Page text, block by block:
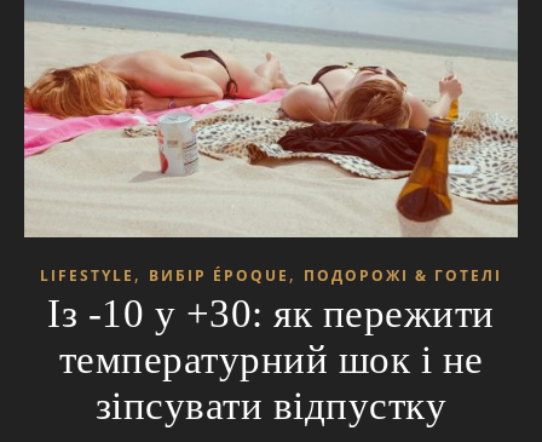
LIFESTYLE , ВИБІР ÉPOQUE , ПОДОРОЖІ & ГОТЕЛІ
Із -10 у +30: як пережити
температурний шок і не
зіпсувати відпустку